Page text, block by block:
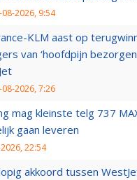
08-2026, 9:54
KLM aast op
van ‘hoofdpijn
08-2026, 7:26
mag kleinste telg 737
gaan leveren
22:54
akkoord tussen